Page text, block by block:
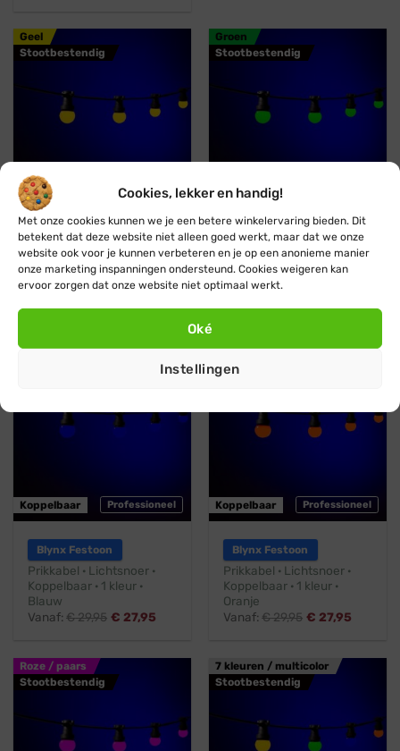
Cookies, lekker en handig!
Met onze cookies kunnen we je een betere winkelervaring bieden. Dit
betekent dat deze website niet alleen goed werkt, maar dat we onze
website ook voor je kunnen verbeteren en je op een anonieme manier
onze marketing inspanningen ondersteund. Cookies weigeren kan
ervoor zorgen dat onze website niet optimaal werkt.
Oké
Instellingen
Geel
Stootbestendig
Professioneel
Koppelbaar
Blynx Festoon
Prikkabel · Lichtsnoer ·
Koppelbaar ·1 kleur · Geel
Vanaf:€29,95 €27,95
Groen
Stootbestendig
Koppelbaar
Blynx Festoon
Prikkabel · Lichtsnoer ·
Koppelbaar · 1 kleur ·
Groen
Blauw
Professioneel
Koppelbaar
Blynx Festoon
Prikkabel · Lichtsnoer ·
Koppelbaar · 1 kleur ·
Blauw
Vanaf:€29,95 € 27,95
Oranje
Stootbestendig
Professioneel
Koppelbaar
Blynx Festoon
Prikkabel · Lichtsnoer ·
Koppelbaar · 1 kleur ·
Oranje
Vanaf:€29,95 € 27,95
Roze / paars
Stootbestendig
7 kleuren / multicolor
Stootbestendig